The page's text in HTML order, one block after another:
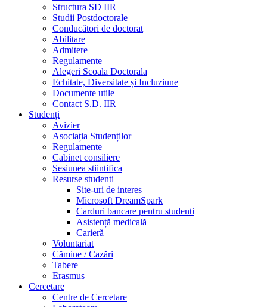
Structura SD IIR
Studii Postdoctorale
Conducători de doctorat
Abilitare
Admitere
Regulamente
Alegeri Scoala Doctorala
Echitate, Diversitate și Incluziune
Documente utile
Contact S.D. IIR
Studenți
Avizier
Asociația Studenților
Regulamente
Cabinet consiliere
Sesiunea stiintifica
Resurse studenti
Site-uri de interes
Microsoft DreamSpark
Carduri bancare pentru studenti
Asistență medicală
Carieră
Voluntariat
Cămine / Cazări
Tabere
Erasmus
Cercetare
Centre de Cercetare